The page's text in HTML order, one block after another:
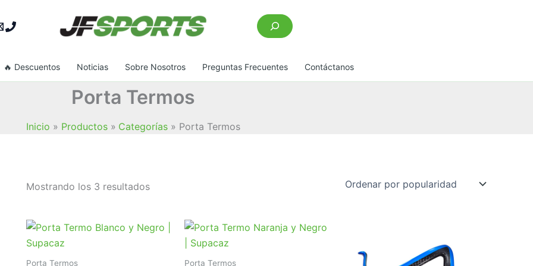
Buscar
🔥 Descuentos Noticias Sobre Nosotros Preguntas Frecuentes Contáctanos
Porta Termos
Inicio Productos Categorías Porta Termos
Mostrando los 3 resultadosOrdenado
Porta Termos Porta Termos